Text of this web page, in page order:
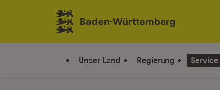
Zum Inhalt springen
Link zur Startseite
Unser Land Regierung Service